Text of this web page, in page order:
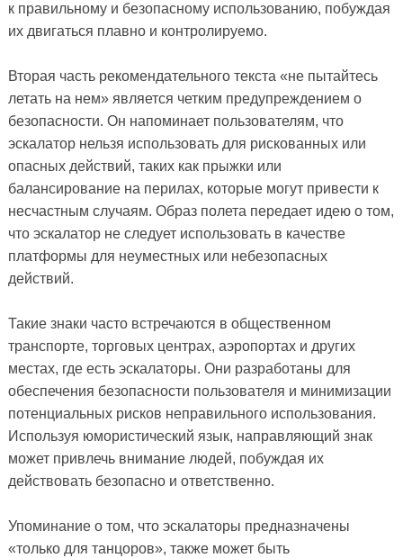
к правильному и безопасному использованию, побуждая
их двигаться плавно и контролируемо.
Вторая часть рекомендательного текста «не пытайтесь
летать на нем» является четким предупреждением о
безопасности. Он напоминает пользователям, что
эскалатор нельзя использовать для рискованных или
опасных действий, таких как прыжки или
балансирование на перилах, которые могут привести к
несчастным случаям. Образ полета передает идею о том,
что эскалатор не следует использовать в качестве
платформы для неуместных или небезопасных
действий.
Такие знаки часто встречаются в общественном
транспорте, торговых центрах, аэропортах и ​​других
местах, где есть эскалаторы. Они разработаны для
обеспечения безопасности пользователя и минимизации
потенциальных рисков неправильного использования.
Используя юмористический язык, направляющий знак
может привлечь внимание людей, побуждая их
действовать безопасно и ответственно.
Упоминание о том, что эскалаторы предназначены
«только для танцоров», также может быть